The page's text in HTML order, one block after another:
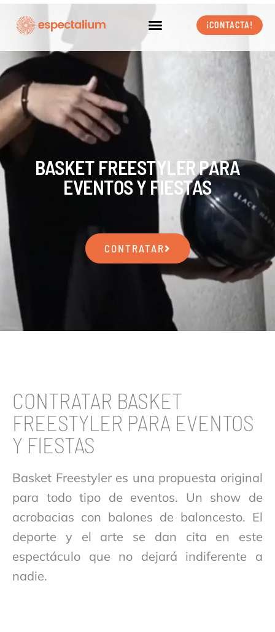
¡CONTACTA!
BASKET FREESTYLER PARA
EVENTOS Y FIESTAS
CONTRATAR
CONTRATAR BASKET
FREESTYLER PARA EVENTOS
Y FIESTAS
Basket Freestyler es una propuesta original
para todo tipo de eventos. Un show de
acrobacias con balones de baloncesto. El
deporte y el arte se dan cita en este
espectáculo que no dejará indiferente a
nadie.